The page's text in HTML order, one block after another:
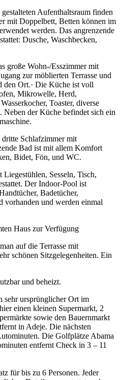
Aufenthaltsraum finden
mit Doppelbett, Betten können im
werden. Das angrenzende
Dusche, Waschbecken,
große Wohn-/Esszimmer mit
zur möblierten Terrasse und
den Ort.· Die Küche ist voll
Mikrowelle, Herd,
Toaster, diverse
der Küche befindet sich ein
Schlafzimmer mit
Bad ist mit allem Komfort
Bidet, Fön, und WC.
Liegestühlen, Sesseln, Tisch,
Der Indoor-Pool ist
Badetücher,
vorhanden und werden einmal
Haus zur Verfügung
auf die Terrasse mit
schönen Sitzgelegenheiten. Ein
und beheizt.
sehr ursprünglicher Ort im
einen kleinen Supermarkt, 2
sowie den Bauernmarkt
in Adeje. Die nächsten
Die Golfplätze Abama
entfernt Check in 3 – 11
für bis zu 6 Personen. Jeder